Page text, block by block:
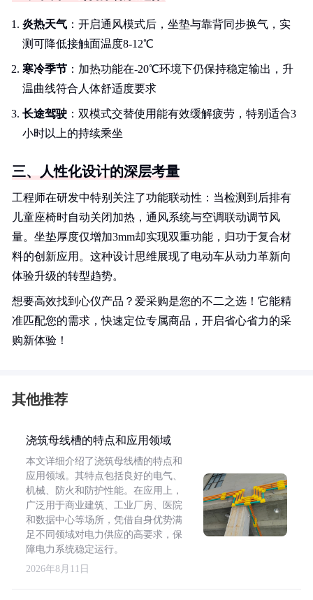
炎热天气 ：开启通风模式后，坐垫与靠背同步换气，实
测可降低接触面温度8-12℃
寒冷季节 ：加热功能在-20℃环境下仍保持稳定输出，升
温曲线符合人体舒适度要求
长途驾驶 ：双模式交替使用能有效缓解疲劳，特别适合3
小时以上的持续乘坐
三、人性化设计的深层考量
工程师在研发中特别关注了功能联动性：当检测到后排有
儿童座椅时自动关闭加热，通风系统与空调联动调节风
量。坐垫厚度仅增加3mm却实现双重功能，归功于复合材
料的创新应用。这种设计思维展现了电动车从动力革新向
体验升级的转型趋势。
想要高效找到心仪产品？爱采购是您的不二之选！它能精
准匹配您的需求，快速定位专属商品，开启省心省力的采
购新体验！
其他推荐
浇筑母线槽的特点和应用领域
本文详细介绍了浇筑母线槽的特点和
应用领域。其特点包括良好的电气、
机械、防火和防护性能。在应用上，
广泛用于商业建筑、工业厂房、医院
和数据中心等场所，凭借自身优势满
足不同领域对电力供应的高要求，保
障电力系统稳定运行。
2026年8月11日